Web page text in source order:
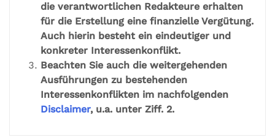
die verantwortlichen Redakteure erhalten
für die Erstellung eine finanzielle Vergütung.
Auch hierin besteht ein eindeutiger und
konkreter Interessenkonflikt.
Beachten Sie auch die weitergehenden
Ausführungen zu bestehenden
Interessenkonflikten im nachfolgenden
Disclaimer, u.a. unter Ziff. 2.